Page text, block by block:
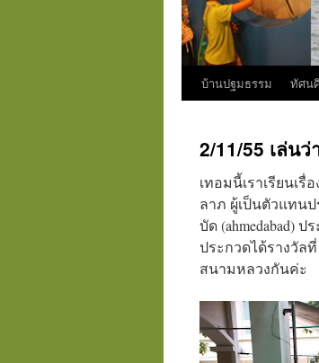
Skip
content
บ้านปฐมธรรม ทัศน
2/11/55 เล่น
เทอมนี้เราเรียนเ
ลาภ ผู้เป็นตัวแทน
บัด (ahmedabad)
ประกวดได้รางวัล
สนามหลวงกันค่ะ